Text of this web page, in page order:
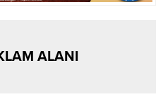
ALANI